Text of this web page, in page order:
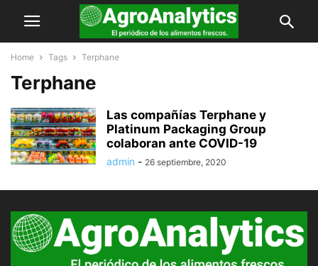
Home Tags Terphane
Terphane
Las compañías Terphane y
Platinum Packaging Group
colaboran ante COVID-19
admin - 26 septiembre, 2020